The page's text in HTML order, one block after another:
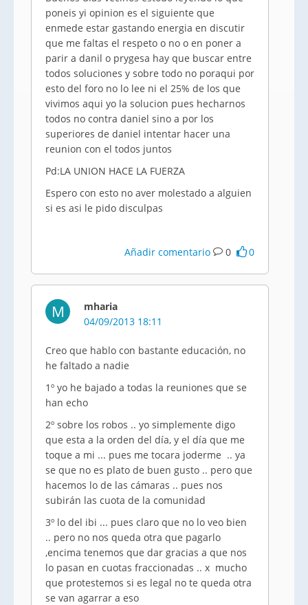
poneis yi opinion es el siguiente que
enmede estar gastando energia en discutir
que me faltas el respeto o no o en poner a
parir a danil o prygesa hay que buscar entre
todos soluciones y sobre todo no poraqui por
esto del foro no lo lee ni el 25% de los que
vivimos aqui yo la solucion pues hecharnos
todos no contra daniel sino a por los
superiores de daniel intentar hacer una
reunion con el todos juntos
Pd:LA UNION HACE LA FUERZA
Espero con esto no aver molestado a alguien
si es asi le pido disculpas
Añadir comentario 0 0
M
mharia
04/09/2013 18:11
Creo que hablo con bastante educación, no
he faltado a nadie
1º yo he bajado a todas la reuniones que se
han echo
2º sobre los robos .. yo simplemente digo
que esta a la orden del día, y el día que me
toque a mi ... pues me tocara joderme .. ya
se que no es plato de buen gusto .. pero que
hacemos lo de las cámaras .. pues nos
subirán las cuota de la comunidad
3º lo del ibi ... pues claro que no lo veo bien
.. pero no nos queda otra que pagarlo
,encima tenemos que dar gracias a que nos
lo pasan en cuotas fraccionadas .. x mucho
que protestemos si es legal no te queda otra
se van agarrar a eso